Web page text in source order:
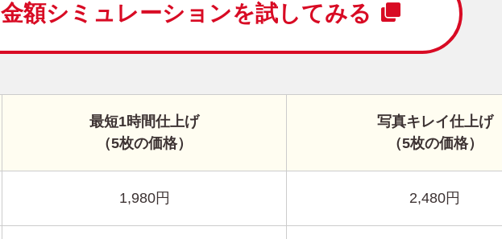
金額シミュレーションを試してみる
最短1時間仕上げ
（5枚の価格）
写真キレイ仕上げ
（5枚の価格）
1,980円 2,480円